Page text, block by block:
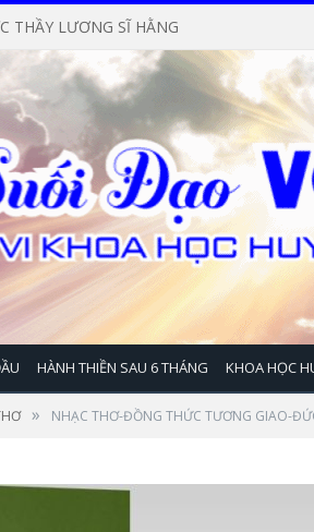
THẦY LƯƠNG SĨ HẰNG
HÀNH THIỀN SAU 6 THÁNG KHOA HỌC
» NHẠC THƠ-ĐỒNG THỨC TƯƠNG GIAO-